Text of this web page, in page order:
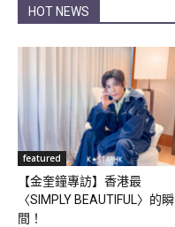
HOT NEWS
featured
【金奎鐘專訪】香港最
〈SIMPLY BEAUTIFUL〉的瞬
間！